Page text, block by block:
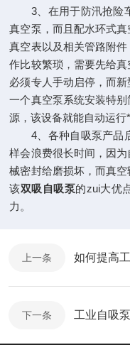
3、在用于防汛抢险车
真空泵，而且配水环式真
真空表以及相关管路附
作比较繁琐，需要先给
必须专人手动启停，而
一个真空泵系统安装特
源，该设备就能自动运行
4、各种自吸泵产品启
样会浪费很长时间，因
械密封给磨损坏，而真
该双吸自吸泵的zui大优
力。
上一条 如何提高
下一条 工业自吸